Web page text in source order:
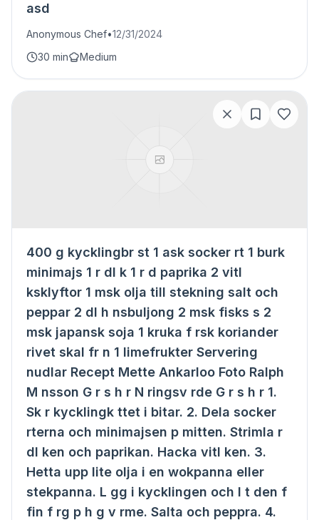
asd
Anonymous Chef•12/31/2024
30 min
Medium
400 g kycklingbr st 1 ask socker rt 1 burk
minimajs 1 r dl k 1 r d paprika 2 vitl
ksklyftor 1 msk olja till stekning salt och
peppar 2 dl h nsbuljong 2 msk fisks s 2
msk japansk soja 1 kruka f rsk koriander
rivet skal fr n 1 limefrukter Servering
nudlar Recept Mette Ankarloo Foto Ralph
M nsson G r s h r N ringsv rde G r s h r 1.
Sk r kycklingk ttet i bitar. 2. Dela socker
rterna och minimajsen p mitten. Strimla r
dl ken och paprikan. Hacka vitl ken. 3.
Hetta upp lite olja i en wokpanna eller
stekpanna. L gg i kycklingen och l t den f
fin f rg p h g v rme. Salta och peppra. 4.